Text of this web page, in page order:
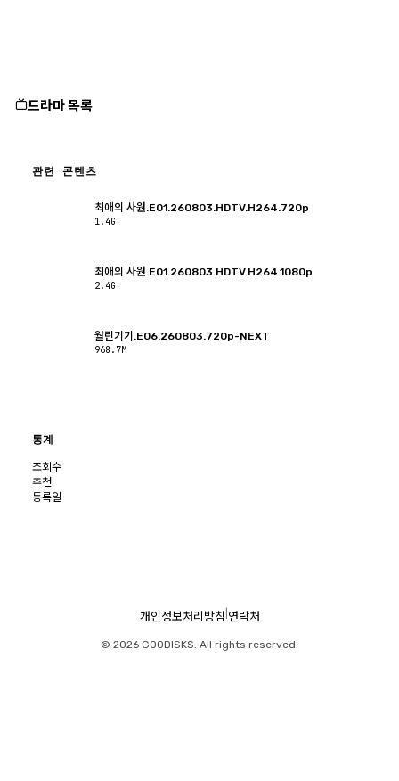
드라마 목록
관련 콘텐츠
최애의 사원.E01.260803.HDTV.H264.720p
1.4G
최애의 사원.E01.260803.HDTV.H264.1080p
2.4G
월린기기.E06.260803.720p-NEXT
968.7M
통계
조회수
추천
등록일
개인정보처리방침 연락처
© 2026 GOODISKS. All rights reserved.